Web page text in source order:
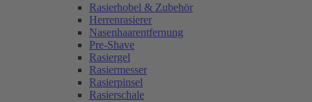
Rasierhobel & Zubehör
Herrenrasierer
Nasenhaarentfernung
Pre-Shave
Rasiergel
Rasiermesser
Rasierpinsel
Rasierschale